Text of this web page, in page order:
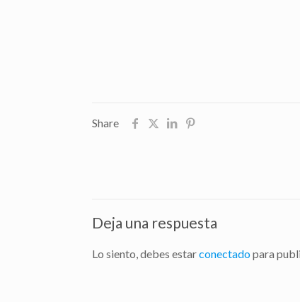
Share
Deja una respuesta
Lo siento, debes estarconectadopara